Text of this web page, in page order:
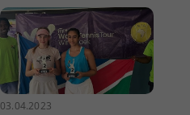
03.04.2023